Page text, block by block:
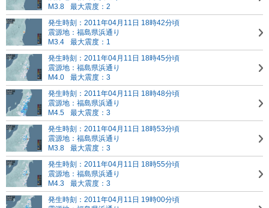
M3.8
最大震度：2
発生時刻：2011年04月11日 18時42分頃
震源地：福島県浜通り
M3.4
最大震度：1
発生時刻：2011年04月11日 18時45分頃
震源地：福島県浜通り
M4.0
最大震度：3
発生時刻：2011年04月11日 18時48分頃
震源地：福島県浜通り
M4.5
最大震度：3
発生時刻：2011年04月11日 18時53分頃
震源地：福島県浜通り
M3.8
最大震度：3
発生時刻：2011年04月11日 18時55分頃
震源地：福島県浜通り
M4.3
最大震度：3
発生時刻：2011年04月11日 19時00分頃